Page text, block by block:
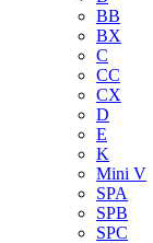
BB
BX
C
CC
CX
D
E
K
Mini V
SPA
SPB
SPC